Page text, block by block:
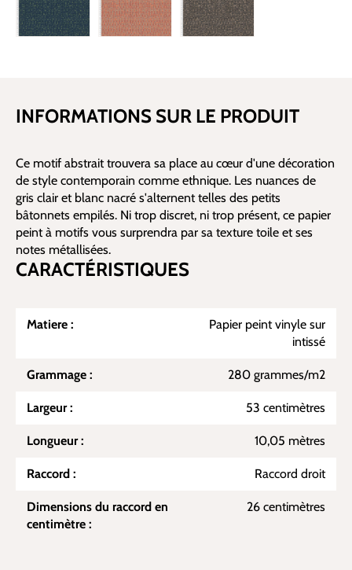
INFORMATIONS SUR LE PRODUIT
Ce motif abstrait trouvera sa place au cœur d'une décoration
de style contemporain comme ethnique. Les nuances de
gris clair et blanc nacré s'alternent telles des petits
bâtonnets empilés. Ni trop discret, ni trop présent, ce papier
peint à motifs vous surprendra par sa texture toile et ses
notes métallisées.
CARACTÉRISTIQUES
Matiere :
Papier peint vinyle sur
intissé
Grammage : 280 grammes/m2
Largeur : 53 centimètres
Longueur : 10,05 mètres
Raccord : Raccord droit
Dimensions du raccord en
centimètre :
26 centimètres